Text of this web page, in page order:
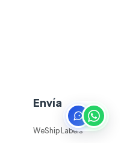
Envía
WeShip Labels